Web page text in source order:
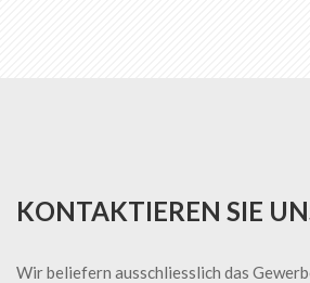
KONTAKTIEREN SIE
Wir beliefern ausschliesslich das